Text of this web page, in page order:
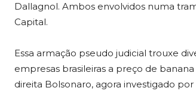
Dallagnol. Ambos envolvidos numa
Capital.
Essa armação pseudo judicial trouxe
empresas brasileiras a preço de
direita Bolsonaro, agora investigado